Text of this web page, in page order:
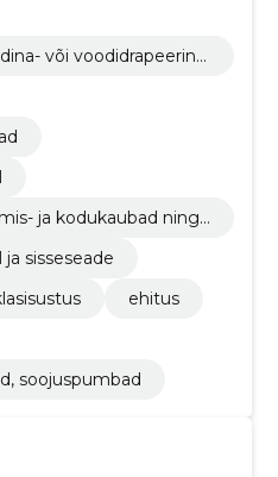
või voodidrapeering
ja kodukaubad ning
sisseseade
ehitus
soojuspumbad